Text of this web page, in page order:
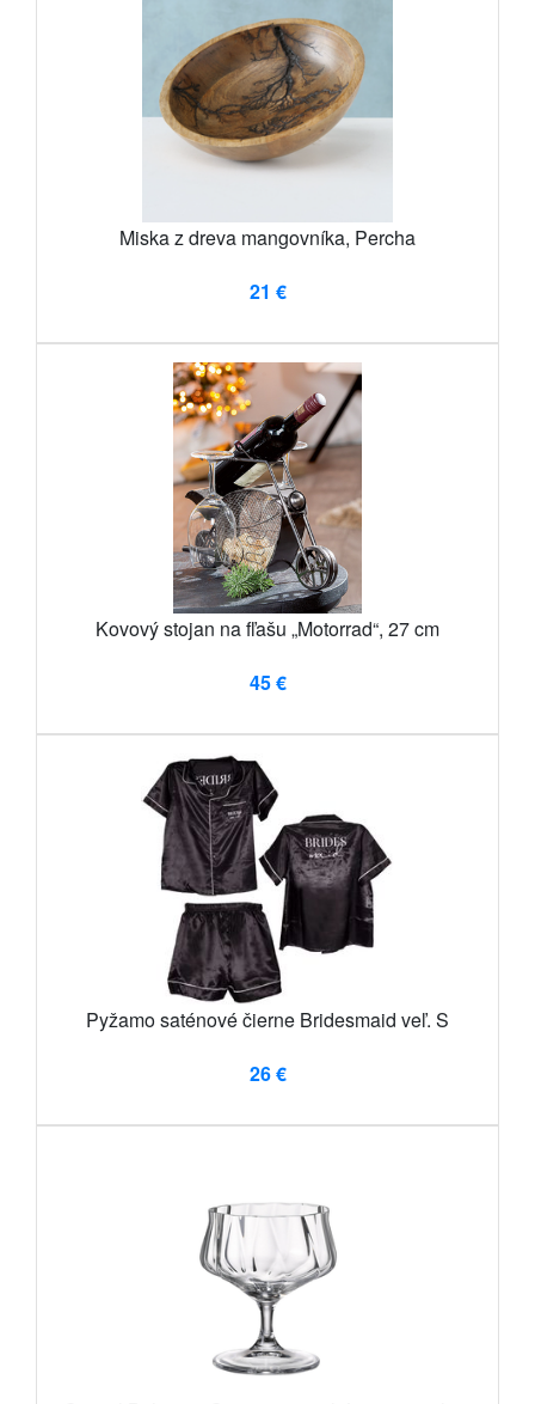
Miska z dreva mangovníka, Percha
21 €
Kovový stojan na fľašu „Motorrad“, 27 cm
45 €
Pyžamo saténové čierne Bridesmaid veľ. S
26 €